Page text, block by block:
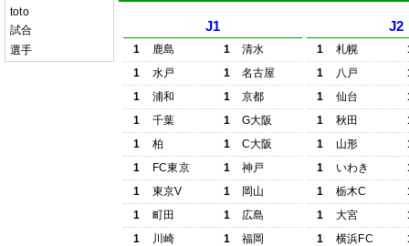
toto
試合
選手
J1
1 鹿島 1
清水
1
水戸 1
名古屋
1
浦和 1
京都
1
千葉 1
G大阪
1
柏 1
C大阪
1
FC東京 1
神戸
1
東京V 1
岡山
1
町田 1
広島
1
川崎 1
福岡
J2
1 札幌
1
八戸
1
仙台
1
秋田
1
山形
1
いわき
1
栃木C
1
大宮
1
横浜FC